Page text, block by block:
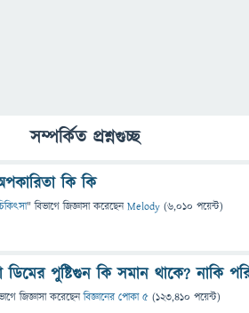
সম্পর্কিত প্রশ্নগুচ্ছ
কি কি
" বিভাগে জিজ্ঞাসাকরেছেনMelody (6,010 পয়েন্ট)
পুষ্টিগুন কি সমান থাকে? নাকি
জিজ্ঞাসাকরেছেনবিজ্ঞানের পোকা ৫ (123,410 পয়েন্ট)